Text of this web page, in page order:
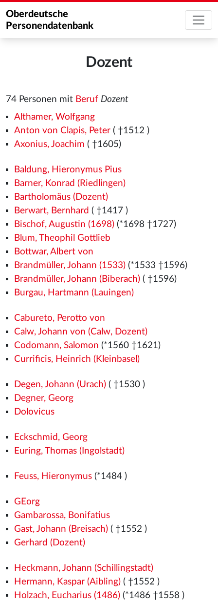
Oberdeutsche
Personendatenbank
Dozent
74 Personen mit Beruf Dozent
Althamer, Wolfgang
Anton von Clapis, Peter( †1512 )
Axonius, Joachim ( †1605)
Baldung, Hieronymus Pius
Barner, Konrad (Riedlingen)
Bartholomäus (Dozent)
Berwart, Bernhard ( †1417 )
Bischof, Augustin (1698)(*1698 †1727)
Blum, Theophil Gottlieb
Bottwar, Albert von
Brandmüller, Johann (1533)(*1533 †1596)
Brandmüller, Johann (Biberach)( †1596)
Burgau, Hartmann (Lauingen)
Cabureto, Perotto von
Calw, Johann von (Calw, Dozent)
Codomann, Salomon (*1560 †1621)
Currificis, Heinrich (Kleinbasel)
Degen, Johann (Urach)( †1530 )
Degner, Georg
Dolovicus
Eckschmid, Georg
Euring, Thomas (Ingolstadt)
Feuss, Hieronymus(*1484 )
GEorg
Gambarossa, Bonifatius
Gast, Johann (Breisach)( †1552 )
Gerhard (Dozent)
Heckmann, Johann (Schillingstadt)
Hermann, Kaspar (Aibling)( †1552 )
Holzach, Eucharius (1486)(*1486 †1558 )